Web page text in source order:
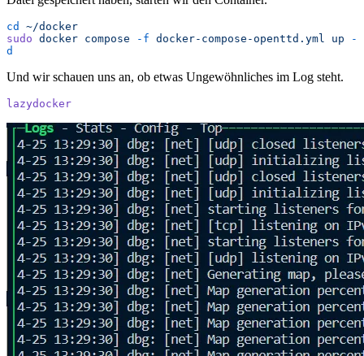
cd
~/docker
sudo docker compose -f docker-compose-openttd.yml up -
d
Und wir schauen uns an, ob etwas Ungewöhnliches im Log steht.
lazydocker